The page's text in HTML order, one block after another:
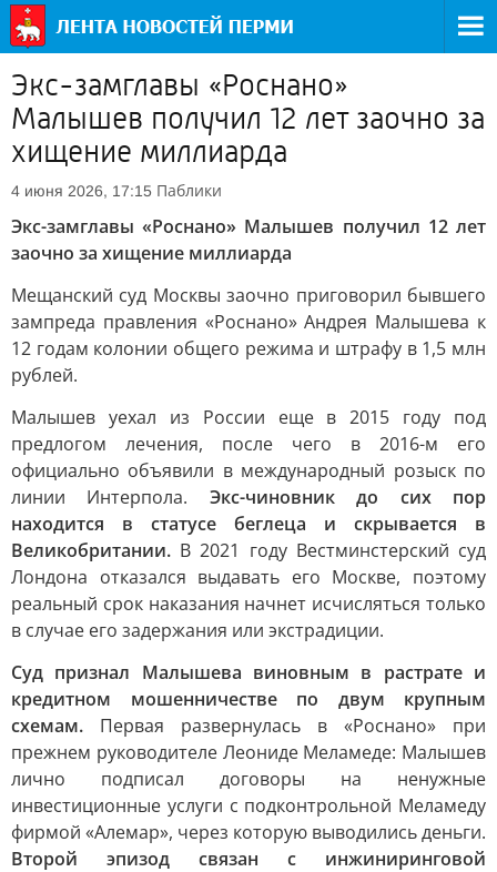
Экс-замглавы «Роснано»
Малышев получил 12 лет заочно за
хищение миллиарда
4 июня 2026, 17:15 Паблики
Экс-замглавы «Роснано» Малышев получил 12 лет
заочно за хищение миллиарда
Мещанский суд Москвы заочно приговорил бывшего
зампреда правления «Роснано» Андрея Малышева к
12 годам колонии общего режима и штрафу в 1,5 млн
рублей.
Малышев уехал из России еще в 2015 году под
предлогом лечения, после чего в 2016-м его
официально объявили в международный розыск по
линии Интерпола. Экс-чиновник до сих пор
находится в статусе беглеца и скрывается в
Великобритании. В 2021 году Вестминстерский суд
Лондона отказался выдавать его Москве, поэтому
реальный срок наказания начнет исчисляться только
в случае его задержания или экстрадиции.
Суд признал Малышева виновным в растрате и
кредитном мошенничестве по двум крупным
схемам. Первая развернулась в «Роснано» при
прежнем руководителе Леониде Меламеде: Малышев
лично подписал договоры на ненужные
инвестиционные услуги с подконтрольной Меламеду
фирмой «Алемар», через которую выводились деньги.
Второй эпизод связан с инжиниринговой